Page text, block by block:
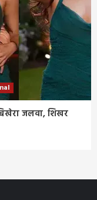
जलवा, शिखर